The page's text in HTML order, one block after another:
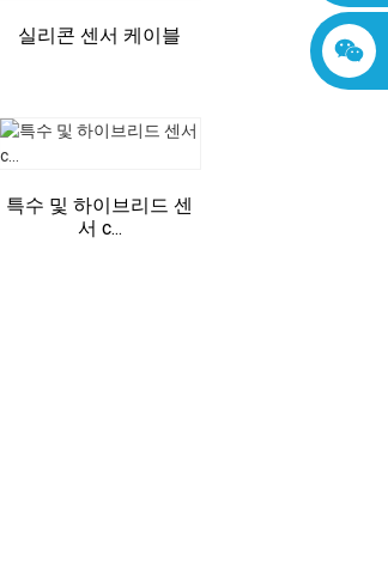
실리콘 센서 케이블
특수 및 하이브리드 센
서 c...